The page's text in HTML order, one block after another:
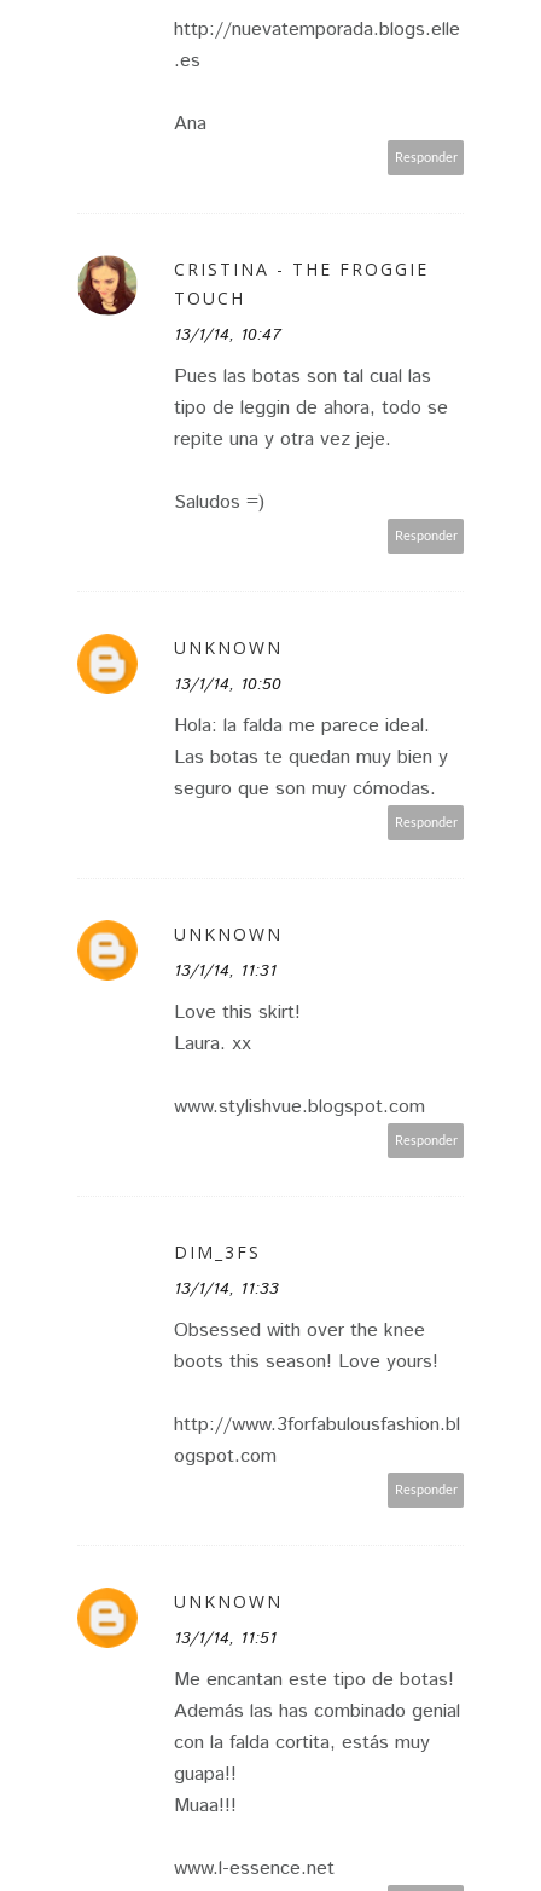
http://nuevatemporada.blogs.elle
.es
Ana
Responder
CRISTINA - THE FROGGIE
TOUCH
13/1/14, 10:47
Pues las botas son tal cual las
tipo de leggin de ahora, todo se
repite una y otra vez jeje.
Saludos =)
Responder
UNKNOWN
13/1/14, 10:50
Hola: la falda me parece ideal.
Las botas te quedan muy bien y
seguro que son muy cómodas.
Responder
UNKNOWN
13/1/14, 11:31
Love this skirt!
Laura. xx
www.stylishvue.blogspot.com
Responder
DIM_3FS
13/1/14, 11:33
Obsessed with over the knee
boots this season! Love yours!
http://www.3forfabulousfashion.bl
ogspot.com
Responder
UNKNOWN
13/1/14, 11:51
Me encantan este tipo de botas!
Además las has combinado genial
con la falda cortita, estás muy
guapa!!
Muaa!!!
www.l-essence.net